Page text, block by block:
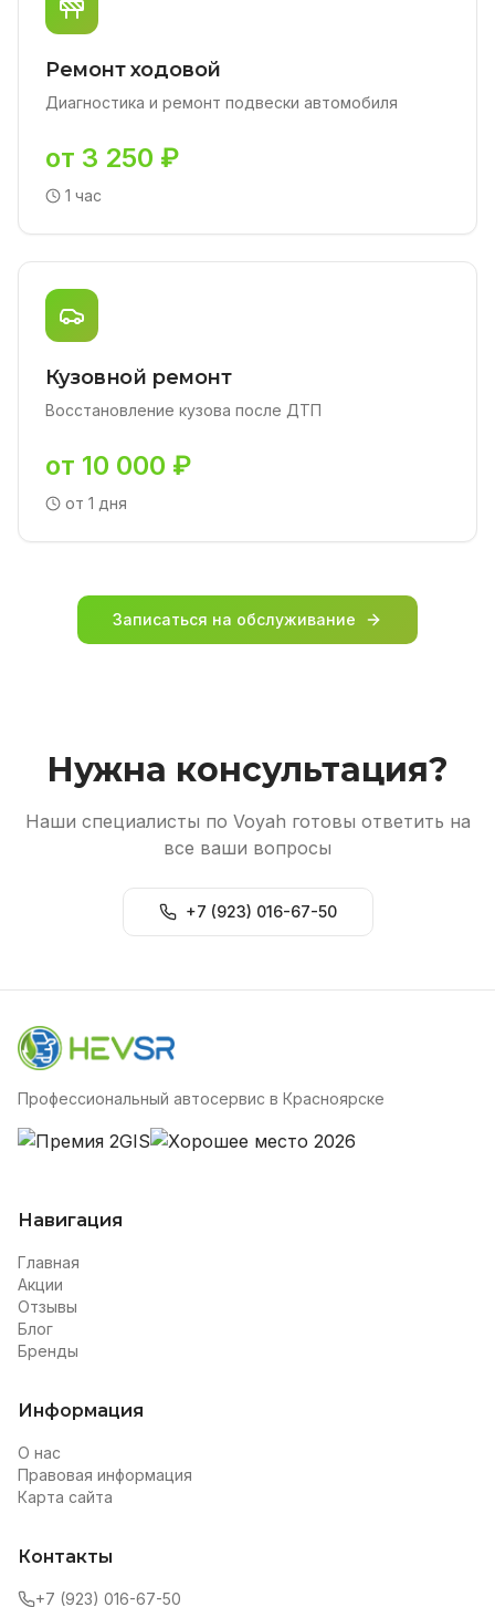
Ремонт ходовой
Диагностика и ремонт подвески автомобиля
от 3 250 ₽
1 час
Кузовной ремонт
Восстановление кузова после ДТП
от 10 000 ₽
от 1 дня
Записаться на обслуживание
Нужна консультация?
Наши специалисты по Voyah готовы ответить на
все ваши вопросы
+7 (923) 016-67-50
Профессиональный автосервис в Красноярске
Навигация
Главная
Акции
Отзывы
Блог
Бренды
Информация
О нас
Правовая информация
Карта сайта
Контакты
+7 (923) 016-67-50